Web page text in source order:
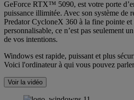
GeForce RTX™ 5090, est votre porte
puissance illimitée. Avec son système de
Predator CycloneX 360 à la fine pointe
personnalisable, ce n’est pas seulement
de vos intentions.
Windows est rapide, puissant et plus
Voici l'ordinateur à qui vous pouvez
Voir la vidéo